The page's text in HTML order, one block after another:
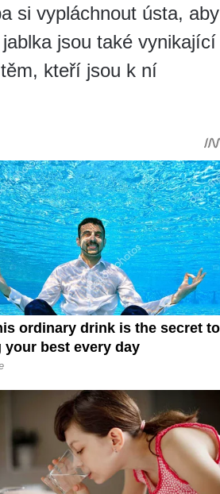
si vypláchnout ústa, aby
jsou také vynikající
kteří jsou k ní